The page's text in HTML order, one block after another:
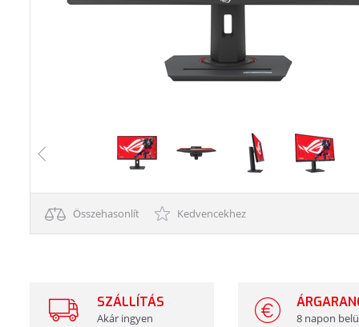
Összehasonlít Kedvencekhez
SZÁLLÍTÁS
Akár ingyen 8 napon